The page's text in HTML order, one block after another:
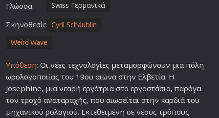
Γλώσσα Swiss Γερμανικά
Σκηνοθεσία Cyril Schäublin
Weird Wave
Υπόθεση: Οι νέες τεχνολογίες μεταμορφώνουν μια πόλη
ωρολογοποιίας του 19ου αιώνα στην Ελβετία. Η
Josephine, μια νεαρή εργάτρια στο εργοστάσιο, παράγει
τον τροχό αναταραχής, που αιωρείται στην καρδιά του
μηχανικού ρολογιού. Εκτεθειμένη σε νέους τρόπους